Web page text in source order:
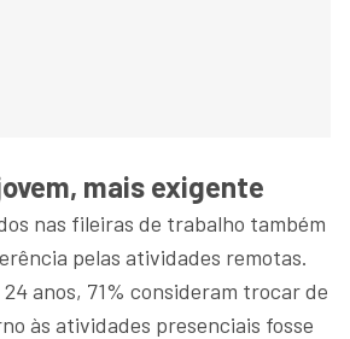
mais exigente
nas fileiras de trabalho também
pelas atividades remotas.
anos, 71% consideram trocar de
às atividades presenciais fosse